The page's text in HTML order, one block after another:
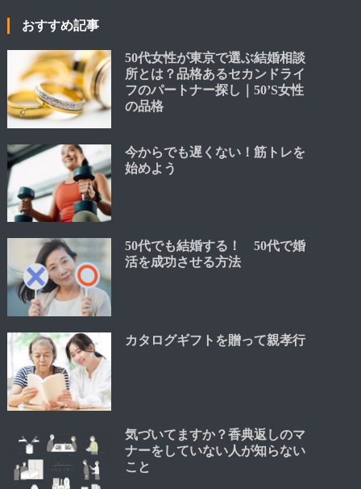
おすすめ記事
50代女性が東京で選ぶ結婚相談
所とは？品格あるセカンドライ
フのパートナー探し｜50’S女性
の品格
今からでも遅くない！筋トレを
始めよう
50代でも結婚する！ 50代で婚
活を成功させる方法
カタログギフトを贈って親孝行
気づいてますか？香典返しのマ
ナーをしていない人が知らない
こと